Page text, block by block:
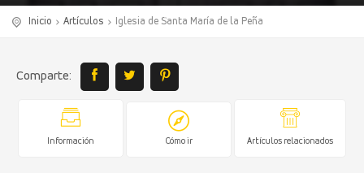
Inicio Artículos Iglesia de Santa María de la Peña
Comparte:
Información Cómo ir Artículos relacionados